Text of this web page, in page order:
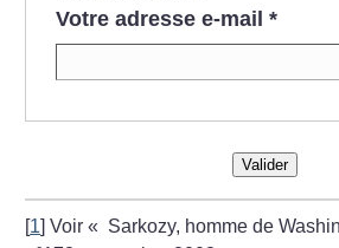
Votre adresse e-mail *
Valider
[1]Voir « Sarkozy, homme de